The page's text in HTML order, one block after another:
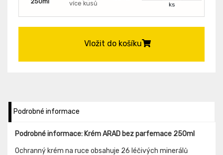
více kusů ks
Vložit do košíku
Podrobné informace
Podrobné informace: Krém ARAD bez parfemace 250ml
Ochranný krém na ruce obsahuje 26 léčivých minerálů